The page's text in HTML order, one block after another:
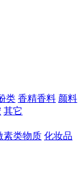
类 香精香料 颜料
其它
素类物质 化妆品